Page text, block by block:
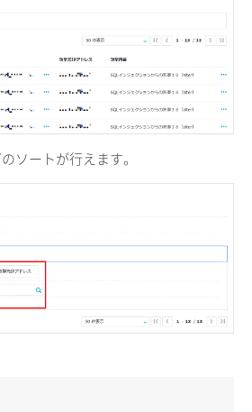
ソートが行えます。